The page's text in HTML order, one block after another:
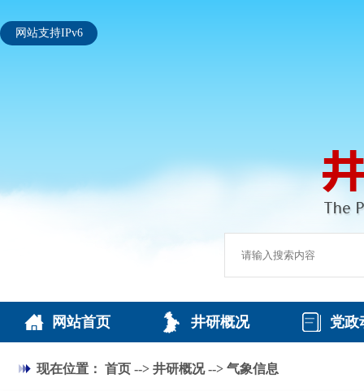
网站支持IPv6
网站首页 井研概况 党政
现在位置： 首页 --> 井研概况--> 气象信息